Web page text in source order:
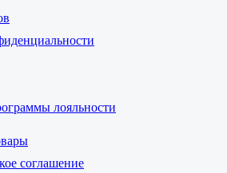
лояльности
соглашение